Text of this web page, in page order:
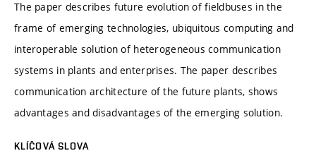
The paper describes future evolution of fieldbuses in the
frame of emerging technologies, ubiquitous computing and
interoperable solution of heterogeneous communication
systems in plants and enterprises. The paper describes
communication architecture of the future plants, shows
advantages and disadvantages of the emerging solution.
KLÍČOVÁ SLOVA